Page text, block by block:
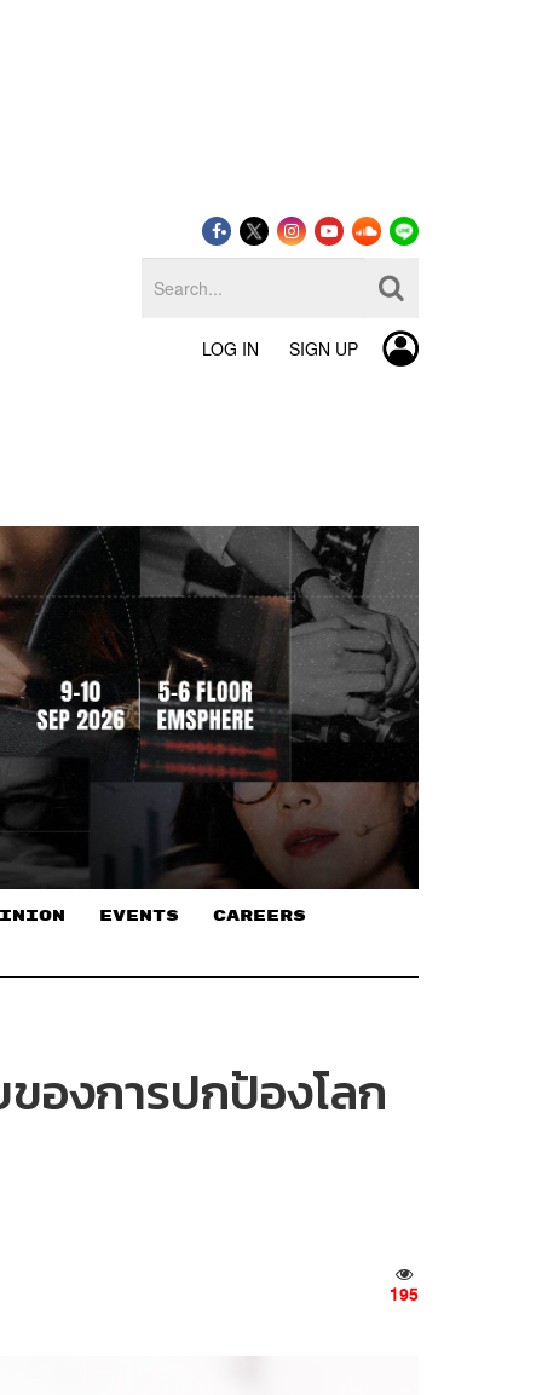
LOG IN SIGN UP
EVENTS CAREERS
องการปกป้องโลก
195